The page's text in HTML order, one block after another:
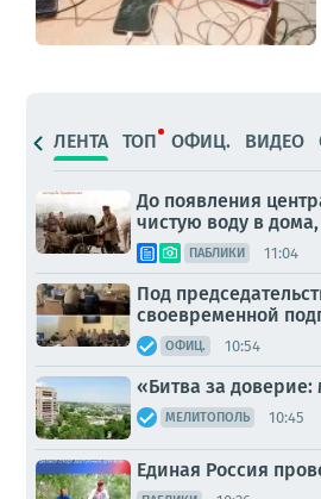
ЛЕНТА ТОП ОФИЦ. ВИДЕО
До появления
чистую воду в
ПАБЛИКИ 11:04
Под
своевременной
ОФИЦ. 10:54
«Битва за
МЕЛИТОПОЛЬ 10:45
Единая Россия